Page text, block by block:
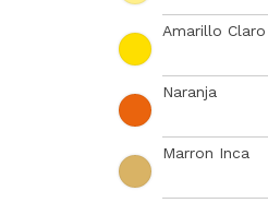
Amarillo Claro
Naranja
Marron Inca